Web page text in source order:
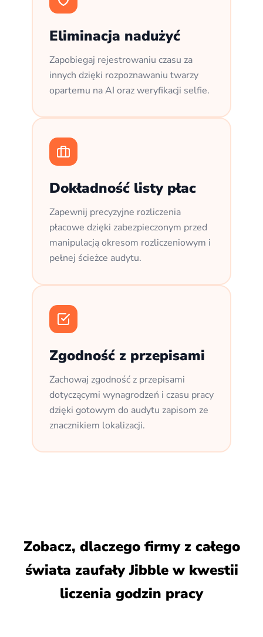
Eliminacja nadużyć
Zapobiegaj rejestrowaniu czasu za
innych dzięki rozpoznawaniu twarzy
opartemu na AI oraz weryfikacji selfie.
Dokładność listy płac
Zapewnij precyzyjne rozliczenia
płacowe dzięki zabezpieczonym przed
manipulacją okresom rozliczeniowym i
pełnej ścieżce audytu.
Zgodność z przepisami
Zachowaj zgodność z przepisami
dotyczącymi wynagrodzeń i czasu pracy
dzięki gotowym do audytu zapisom ze
znacznikiem lokalizacji.
Zobacz, dlaczego firmy z całego
świata zaufały Jibble w kwestii
liczenia godzin pracy